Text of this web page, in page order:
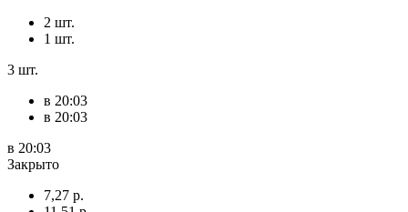
2 шт.
1 шт.
3 шт.
в 20:03
в 20:03
в 20:03
Закрыто
7,27 р.